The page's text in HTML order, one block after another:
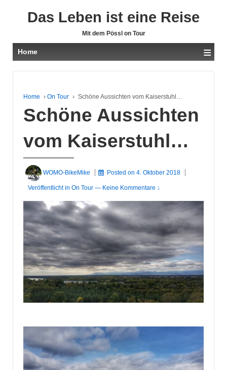
Das Leben ist eine Reise
Mit dem Pössl on Tour
Home ≡
Home › On Tour › Schöne Aussichten vom Kaiserstuhl…
Schöne Aussichten
vom Kaiserstuhl…
WOMO-BikeMike Posted on4. Oktober 2018
Veröffentlicht in On Tour — Keine Kommentare ↓